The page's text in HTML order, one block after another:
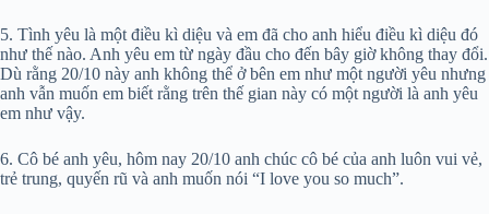
5. Tình yêu là một điều kì diệu và em đã cho anh hiểu điều kì diệu đó
như thế nào. Anh yêu em từ ngày đầu cho đến bây giờ không thay đổi.
Dù rằng 20/10 này anh không thể ở bên em như một người yêu nhưng
anh vẫn muốn em biết rằng trên thế gian này có một người là anh yêu
em như vậy.
6. Cô bé anh yêu, hôm nay 20/10 anh chúc cô bé của anh luôn vui vẻ,
trẻ trung, quyến rũ và anh muốn nói “I love you so much”.